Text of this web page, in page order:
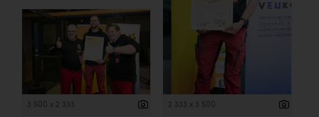
3 500 x 2 333 2 333 x 3 500